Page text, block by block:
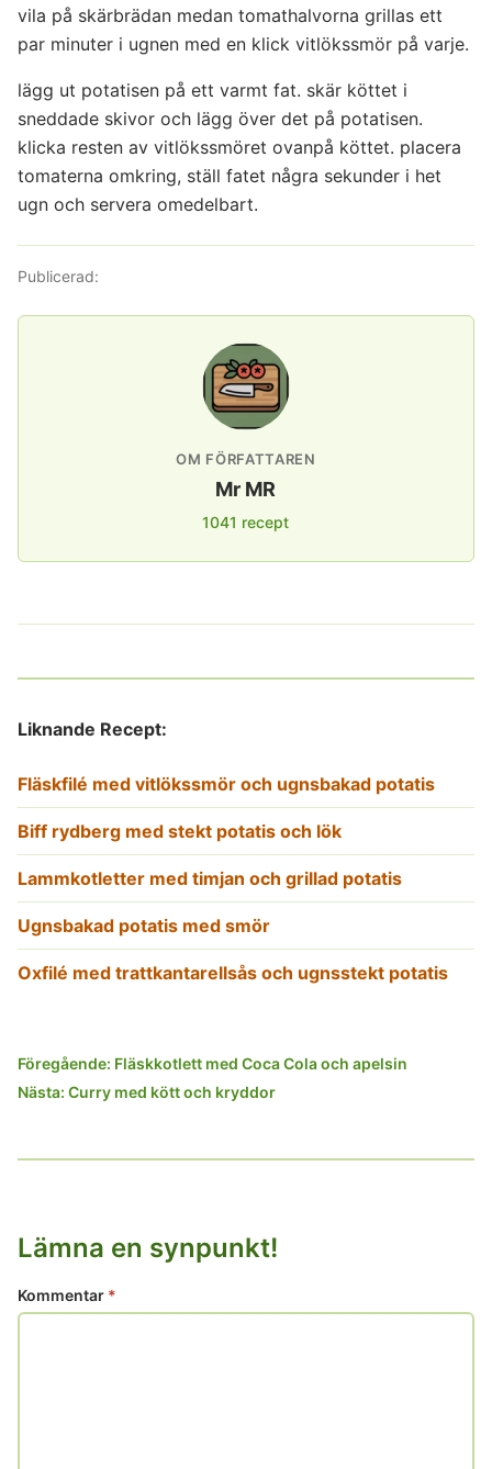
vila på skärbrädan medan tomathalvorna grillas ett
par minuter i ugnen med en klick vitlökssmör på varje.
lägg ut potatisen på ett varmt fat. skär köttet i
sneddade skivor och lägg över det på potatisen.
klicka resten av vitlökssmöret ovanpå köttet. placera
tomaterna omkring, ställ fatet några sekunder i het
ugn och servera omedelbart.
Publicerad:
OM FÖRFATTAREN
Mr MR
1041 recept
Liknande Recept:
Fläskfilé med vitlökssmör och ugnsbakad potatis
Biff rydberg med stekt potatis och lök
Lammkotletter med timjan och grillad potatis
Ugnsbakad potatis med smör
Oxfilé med trattkantarellsås och ugnsstekt potatis
Inläggsnavigering
Föregående: Fläskkotlett med Coca Cola och apelsin
Nästa: Curry med kött och kryddor
Lämna en synpunkt!
Kommentar *